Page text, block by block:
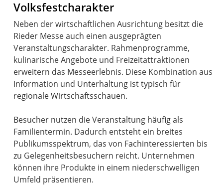
Volksfestcharakter
Neben der wirtschaftlichen Ausrichtung besitzt die
Rieder Messe auch einen ausgeprägten
Veranstaltungscharakter. Rahmenprogramme,
kulinarische Angebote und Freizeitattraktionen
erweitern das Messeerlebnis. Diese Kombination aus
Information und Unterhaltung ist typisch für
regionale Wirtschaftsschauen.
Besucher nutzen die Veranstaltung häufig als
Familientermin. Dadurch entsteht ein breites
Publikumsspektrum, das von Fachinteressierten bis
zu Gelegenheitsbesuchern reicht. Unternehmen
können ihre Produkte in einem niederschwelligen
Umfeld präsentieren.